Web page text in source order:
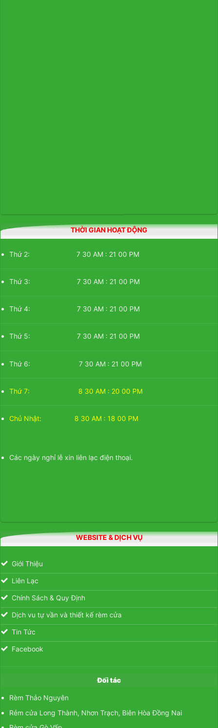
THỜI GIAN HOẠT ĐỘNG
Thứ 2: 7 30 AM : 21 00 PM
Thứ 3: 7 30 AM : 21 00 PM
Thứ 4: 7 30 AM : 21 00 PM
Thứ 5: 7 30 AM : 21 00 PM
Thứ 6: 7 30 AM : 21 00 PM
Thứ 7: 8 30 AM : 20 00 PM
Chủ Nhật: 8 30 AM : 18 00 PM
Các ngày nghỉ lễ xin liên lạc điện thoại.
WEBSITE & DỊCH VỤ
Giới Thiệu
Liên Lạc
Chính Sách & Quy Định
Dịch vu tự vần và thiết kế rèm cửa
Tin Tức
Facebook
Đối tác
Rèm Thảo Nguyên
Rẻm cửa Long Thành, Nhơn Trạch, Biên Hòa Đồng Nai